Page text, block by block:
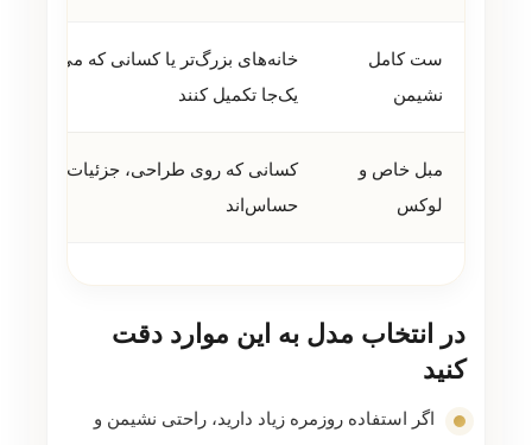
ست کامل
نشیمن
خانه‌های بزرگ‌تر یا کسانی که می‌خواهند
یک‌جا تکمیل کنند
مبل خاص و
لوکس
کسانی که روی طراحی، جزئیات و جلوه
حساس‌اند
در انتخاب مدل به این موارد دقت
کنید
اگر استفاده روزمره زیاد دارید، راحتی نشیمن و